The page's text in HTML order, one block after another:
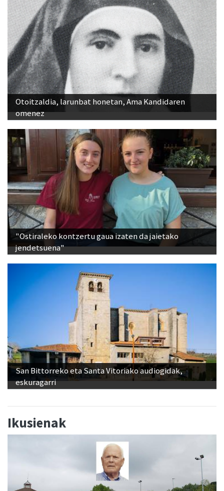
Otoitzaldia, larunbat honetan, Ama Kandidaren
omenez
"Ostiraleko kontzertu gaua izaten da jaietako
jendetsuena"
San Bittorreko eta Santa Vitoriako audiogidak,
eskuragarri
Ikusienak